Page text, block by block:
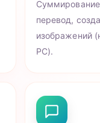
Суммирование
перевод,
изображений
PC).